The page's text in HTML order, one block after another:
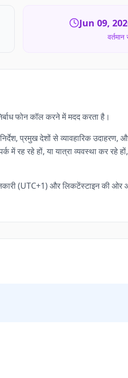
Jun 09,
फोन कॉल करने में मदद करता है।
प्रमुख देशों से व्यावहारिक
रह रहे हों, या यात्रा व्यवस्था कर रहे
(UTC+1) और लिकटेंस्टाइन की ओर